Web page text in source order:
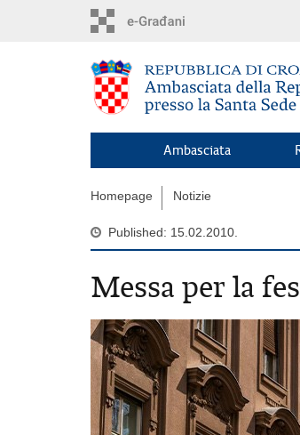
Ambasciata
Homepage Notizie
Published: 15.02.2010.
Messa per la